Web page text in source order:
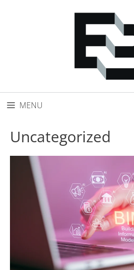
MENU
Uncategorized